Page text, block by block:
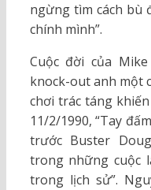
ngừng tìm cách bù
chính mình”.
Cuộc đời của
knock-out anh một
chơi trác táng
11/2/1990, “Tay
trước Buster
trong những cuộc
trong lịch sử”.